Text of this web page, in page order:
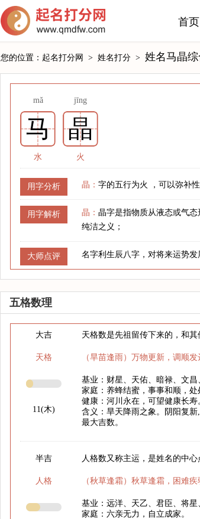
首页
您的位置： 起名打分网 > 姓名打分 > 姓名马晶
mǎ jīng
马 晶
水 火
用字分析 晶： 字的五行为火 ，可以弥补
用字解析 晶： 晶字是指物质从液态或气
纯洁之义；
大师点评 名字利生辰八字，对将来运势
五格数理
大吉
天格
11(木)
天格数是先祖留传下来的，和
（旱苗逢雨）万物更新，调顺
基业：财星、天佑、暗禄、文昌
家庭：养蜂结蜜，事事和顺，处
健康：河川永在，可望健康长寿
含义：旱天降雨之象。阴阳复
最大吉数。
半吉
人格
人格数又称主运，是姓名的中心
（秋草逢霜）秋草逢霜，困难
基业：远洋、天乙、君臣、将星
家庭：六亲无力，自立成家。